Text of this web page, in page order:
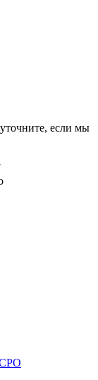
если мы